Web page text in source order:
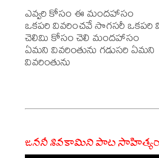
ఎవ్వరి కోసం ఈ మందహాసం
ఒకపరి వివరించవే సొగసరీ ఒకపరి
చెలిమి కోసం చెలి మందహాసం
ఏమని వివరింతును గడుసరి ఏమని
వివరింతును
జననీ శివకామిని పాట సాహిత్యం